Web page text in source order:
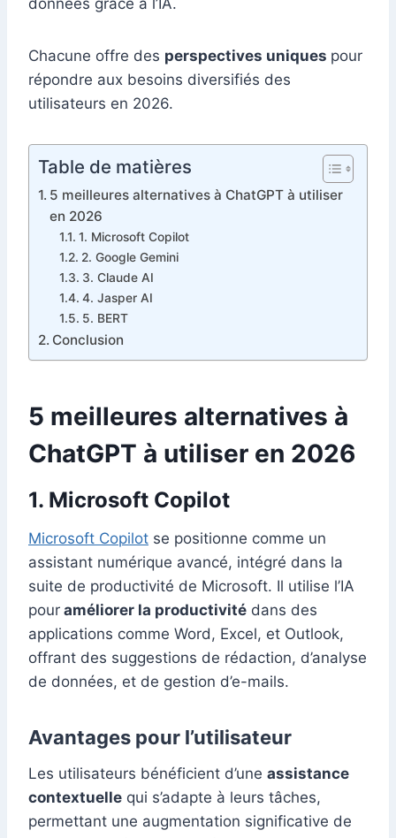
données grâce à l’IA.
Chacune offre des perspectives uniques pour
répondre aux besoins diversifiés des
utilisateurs en 2026.
Table de matières
5 meilleures alternatives à ChatGPT à utiliser
en 2026
1. Microsoft Copilot
2. Google Gemini
3. Claude AI
4. Jasper AI
5. BERT
Conclusion
5 meilleures alternatives à
ChatGPT à utiliser en 2026
1. Microsoft Copilot
Microsoft Copilot se positionne comme un
assistant numérique avancé, intégré dans la
suite de productivité de Microsoft. Il utilise l’IA
pour améliorer la productivité dans des
applications comme Word, Excel, et Outlook,
offrant des suggestions de rédaction, d’analyse
de données, et de gestion d’e-mails.
Avantages pour l’utilisateur
Les utilisateurs bénéficient d’une assistance
contextuelle qui s’adapte à leurs tâches,
permettant une augmentation significative de